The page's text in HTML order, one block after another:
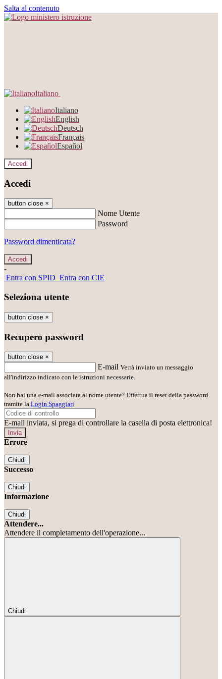
Salta al contenuto
Italiano
Italiano
English
Deutsch
Français
Español
Accedi
Accedi
button close ×
Nome Utente
Password
Password dimenticata?
-
Entra con SPID Entra con CIE
Seleziona utente
button close ×
Recupero password
button close ×
E-mail Verrà inviato un messaggio
all'indirizzo indicato con le istruzioni necessarie.
Non hai una e-mail associata al nome utente? Effettua il reset della password
tramite la Login Spaggiari
E-mail inviata, si prega di controllare la casella di posta elettronica!
Errore
Chiudi
Successo
Chiudi
Informazione
Chiudi
Attendere...
Attendere il completamento dell'operazione...
Chiudi